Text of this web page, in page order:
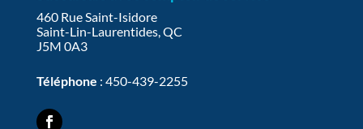
460 Rue Saint-Isidore
Saint-Lin-Laurentides, QC
J5M 0A3
Téléphone : 450-439-2255